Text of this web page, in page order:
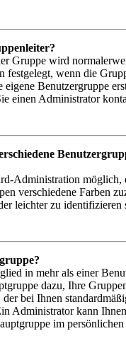
Gruppe wird
festgelegt, wenn die
eigene Benutzergruppe
einen Administrator
Administration möglich,
verschiedene Farben
leichter zu identifizieren
in mehr als einer
dazu, Ihre
bei Ihnen
Administrator kann
im